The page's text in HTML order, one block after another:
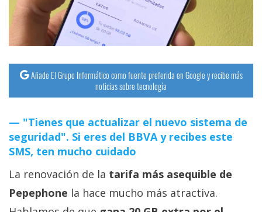
Añade El Grupo Informático como fuente preferida en Google y recibe más
noticias sobre tecnología
"Tienes que actualizar el nuevo sistema de
seguridad". Si eres del BBVA y recibes este
SMS, ten mucho cuidado
La renovación de la tarifa más asequible de
Pepephone la hace mucho más atractiva.